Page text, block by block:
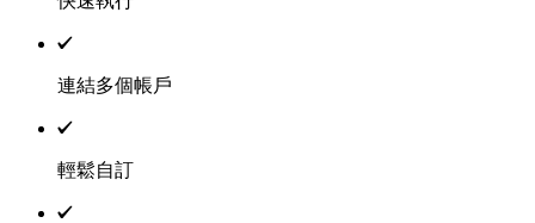
連結多個帳戶
輕鬆自訂